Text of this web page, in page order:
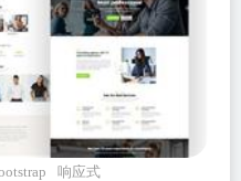
响应式